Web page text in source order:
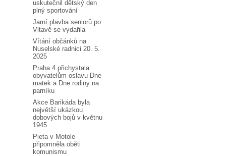
uskutečnil dětský den
plný sportování
Jarní plavba seniorů po
Vltavě se vydařila
Vítání občánků na
Nuselské radnici 20. 5.
2025
Praha 4 přichystala
obyvatelům oslavu Dne
matek a Dne rodiny na
parníku
Akce Barikáda byla
největší ukázkou
dobových bojů v květnu
1945
Pieta v Motole
připomněla oběti
komunismu